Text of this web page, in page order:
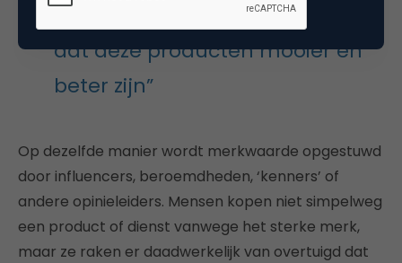
sterke merk, maar geloven wel
dat deze producten mooier en
beter zijn”
Op dezelfde manier wordt merkwaarde opgestuwd
door influencers, beroemdheden, ‘kenners’ of
andere opinieleiders. Mensen kopen niet simpelweg
een product of dienst vanwege het sterke merk,
maar ze raken er daadwerkelijk van overtuigd dat